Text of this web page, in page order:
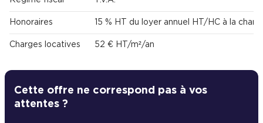
Honoraires 15 % HT du loyer annuel HT/HC à la
Charges locatives 52 € HT/m²/an
Cette offre ne correspond pas à vos
attentes ?